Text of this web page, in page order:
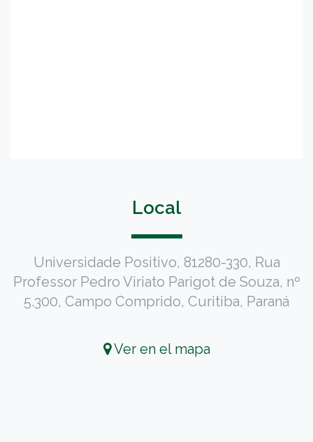
Local
Universidade Positivo, 81280-330, Rua
Professor Pedro Viriato Parigot de Souza, nº
5.300, Campo Comprido, Curitiba, Paraná
Ver en el mapa